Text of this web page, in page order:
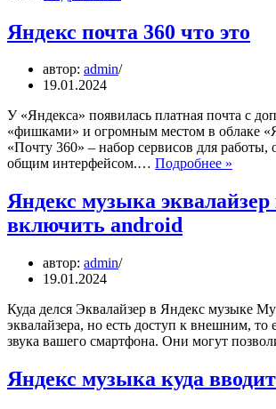
тупит
на
что
Яндекс почта 360 что это
автор: admin
19.01.2024
У «Яндекса» появилась платная почта с
«фишками» и огромным местом в облаке
«Почту 360» – набор сервисов для работы,
общим интерфейсом.… Подробнее »
360
что
Яндекс музыка эквалайзер
включить android
автор: admin
19.01.2024
Куда делся Эквалайзер в Яндекс музыке
эквалайзера, но есть доступ к внешним, то
звука вашего смартфона. Они могут
Яндекс музыка куда